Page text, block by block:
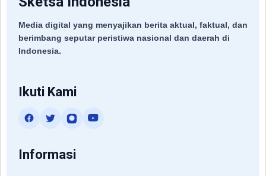
Media digital yang menyajikan berita aktual, faktual, dan
berimbang seputar peristiwa nasional dan daerah di
Indonesia.
Ikuti Kami
Informasi